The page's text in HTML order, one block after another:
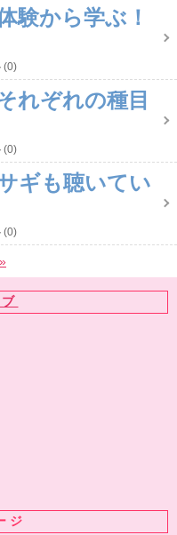
験から学ぶ！
(0)
れぞれの種目
(0)
ギも聴いてい
(0)
»
ジ